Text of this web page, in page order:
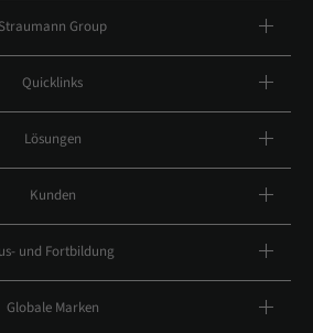
Straumann Group
Quicklinks
Lösungen
Kunden
und Fortbildung
Globale Marken